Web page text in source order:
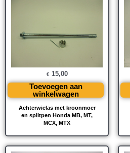
Achterwielas met kroonmoer
en splitpen Honda MB, MT,
MCX, MTX
€ 15,00
Toevoegen aan
winkelwagen